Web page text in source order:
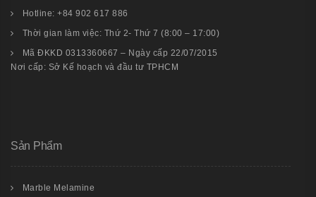
Hotline: +84 902 617 886
Thời gian làm việc: Thứ 2- Thứ 7 (8:00 – 17:00)
Mã ĐKKD 0313360667 – Ngày cấp 22/07/2015
Nơi cấp: Sở Kế hoạch và đầu tư TPHCM
Sản Phẩm
Marble Melamine